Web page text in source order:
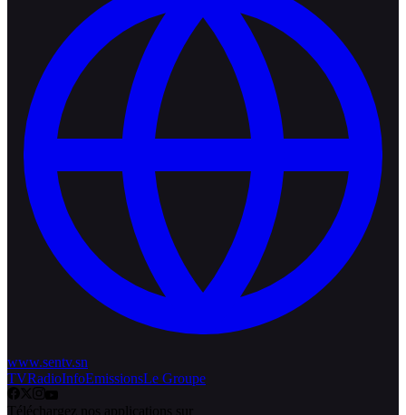
www.sentv.sn
TVRadioInfoEmissionsLe Groupe
Téléchargez nos applications sur